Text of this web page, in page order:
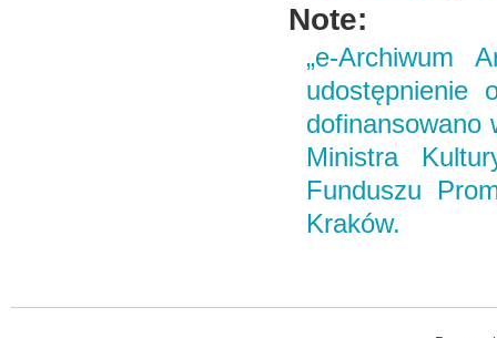
Note:
„e-Archiwum
udostępnienie
dofinansowano
Ministra
Funduszu
Kraków.